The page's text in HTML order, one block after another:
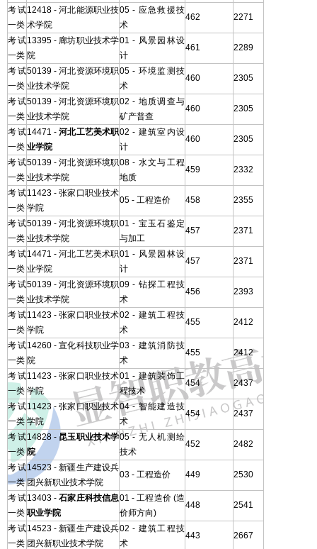
考试
一类
12418 - 河北能源职业技
术学院
05 - 应急救援技
术
462 2271
考试
一类
13395 - 廊坊职业技术学
院
01 - 风景园林设
计
461 2289
考试
一类
50139 - 河北资源环境职
业技术学院
05 - 环境监测技
术
460 2305
考试
一类
50139 - 河北资源环境职
业技术学院
02 - 地质调查与
矿产普查
460 2305
考试
一类
14471 -河北工艺美术职
业学院
02 - 建筑室内设
计
460 2305
考试
一类
50139 - 河北资源环境职
业技术学院
08 - 水文与工程
地质
459 2332
考试
一类
11423 - 张家口职业技术
学院
05 - 工程造价 458 2355
考试
一类
50139 - 河北资源环境职
业技术学院
01 - 宝玉石鉴定
与加工
457 2371
考试
一类
14471 - 河北工艺美术职
业学院
01 - 风景园林设
计
457 2371
考试
一类
50139 - 河北资源环境职
业技术学院
09 - 钻探工程技
术
456 2393
考试
一类
11423 - 张家口职业技术
学院
02 - 建筑工程技
术
455 2412
考试
一类
14260 - 宣化科技职业学
院
03 - 建筑消防技
术
455 2412
考试
一类
11423 - 张家口职业技术
学院
01 - 建筑装饰工
程技术
454 2437
考试
一类
11423 - 张家口职业技术
学院
04 - 智能建造技
术
454 2437
考试
一类
14828 - 昆玉职业技术学
院
05 - 无人机测绘
技术
452 2482
考试
一类
14523 - 新疆生产建设兵
团兴新职业技术学院
03 - 工程造价 449 2530
考试
一类
13403 -石家庄科技信息
职业学院
01 - 工程造价 (造
价师方向)
448 2541
考试
一类
14523 - 新疆生产建设兵
团兴新职业技术学院
02 - 建筑工程技
术
443 2667